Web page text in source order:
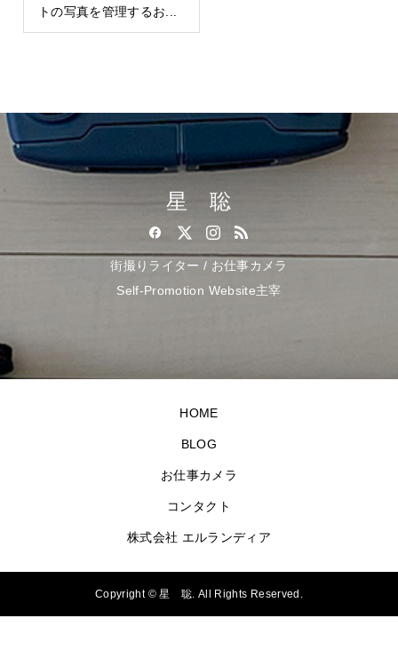
トの写真を管理するお...
星 聡
街撮りライター / お仕事カメラ
Self-Promotion Website主宰
HOME
BLOG
お仕事カメラ
コンタクト
株式会社 エルランディア
Copyright ©星 聡. All Rights Reserved.